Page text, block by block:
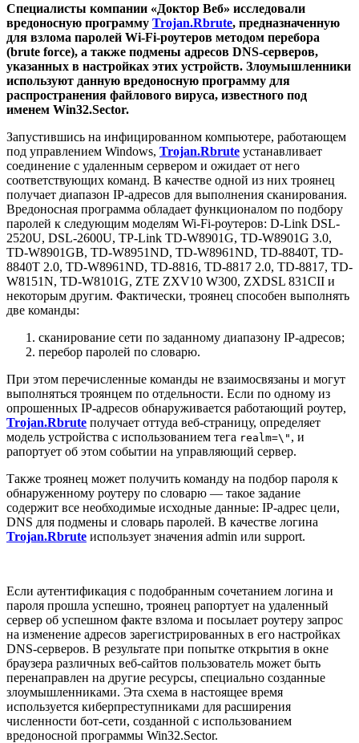
Специалисты компании «Доктор Веб» исследовали
вредоносную программу Trojan.Rbrute, предназначенную
для взлома паролей Wi-Fi-роутеров методом перебора
(brute force), а также подмены адресов DNS-серверов,
указанных в настройках этих устройств. Злоумышленники
используют данную вредоносную программу для
распространения файлового вируса, известного под
именем Win32.Sector.
Запустившись на инфицированном компьютере, работающем
под управлением Windows, Trojan.Rbrute устанавливает
соединение с удаленным сервером и ожидает от него
соответствующих команд. В качестве одной из них троянец
получает диапазон IP-адресов для выполнения сканирования.
Вредоносная программа обладает функционалом по подбору
паролей к следующим моделям Wi-Fi-роутеров: D-Link DSL-
2520U, DSL-2600U, TP-Link TD-W8901G, TD-W8901G 3.0,
TD-W8901GB, TD-W8951ND, TD-W8961ND, TD-8840T, TD-
8840T 2.0, TD-W8961ND, TD-8816, TD-8817 2.0, TD-8817, TD-
W8151N, TD-W8101G, ZTE ZXV10 W300, ZXDSL 831CII и
некоторым другим. Фактически, троянец способен выполнять
две команды:
сканирование сети по заданному диапазону IP-адресов;
перебор паролей по словарю.
При этом перечисленные команды не взаимосвязаны и могут
выполняться троянцем по отдельности. Если по одному из
опрошенных IP-адресов обнаруживается работающий роутер,
Trojan.Rbrute получает оттуда веб-страницу, определяет
модель устройства с использованием тега realm=\" , и
рапортует об этом событии на управляющий сервер.
Также троянец может получить команду на подбор пароля к
обнаруженному роутеру по словарю — такое задание
содержит все необходимые исходные данные: IP-адрес цели,
DNS для подмены и словарь паролей. В качестве логина
Trojan.Rbrute использует значения admin или support.
Если аутентификация с подобранным сочетанием логина и
пароля прошла успешно, троянец рапортует на удаленный
сервер об успешном факте взлома и посылает роутеру запрос
на изменение адресов зарегистрированных в его настройках
DNS-серверов. В результате при попытке открытия в окне
браузера различных веб-сайтов пользователь может быть
перенаправлен на другие ресурсы, специально созданные
злоумышленниками. Эта схема в настоящее время
используется киберпреступниками для расширения
численности бот-сети, созданной с использованием
вредоносной программы Win32.Sector.